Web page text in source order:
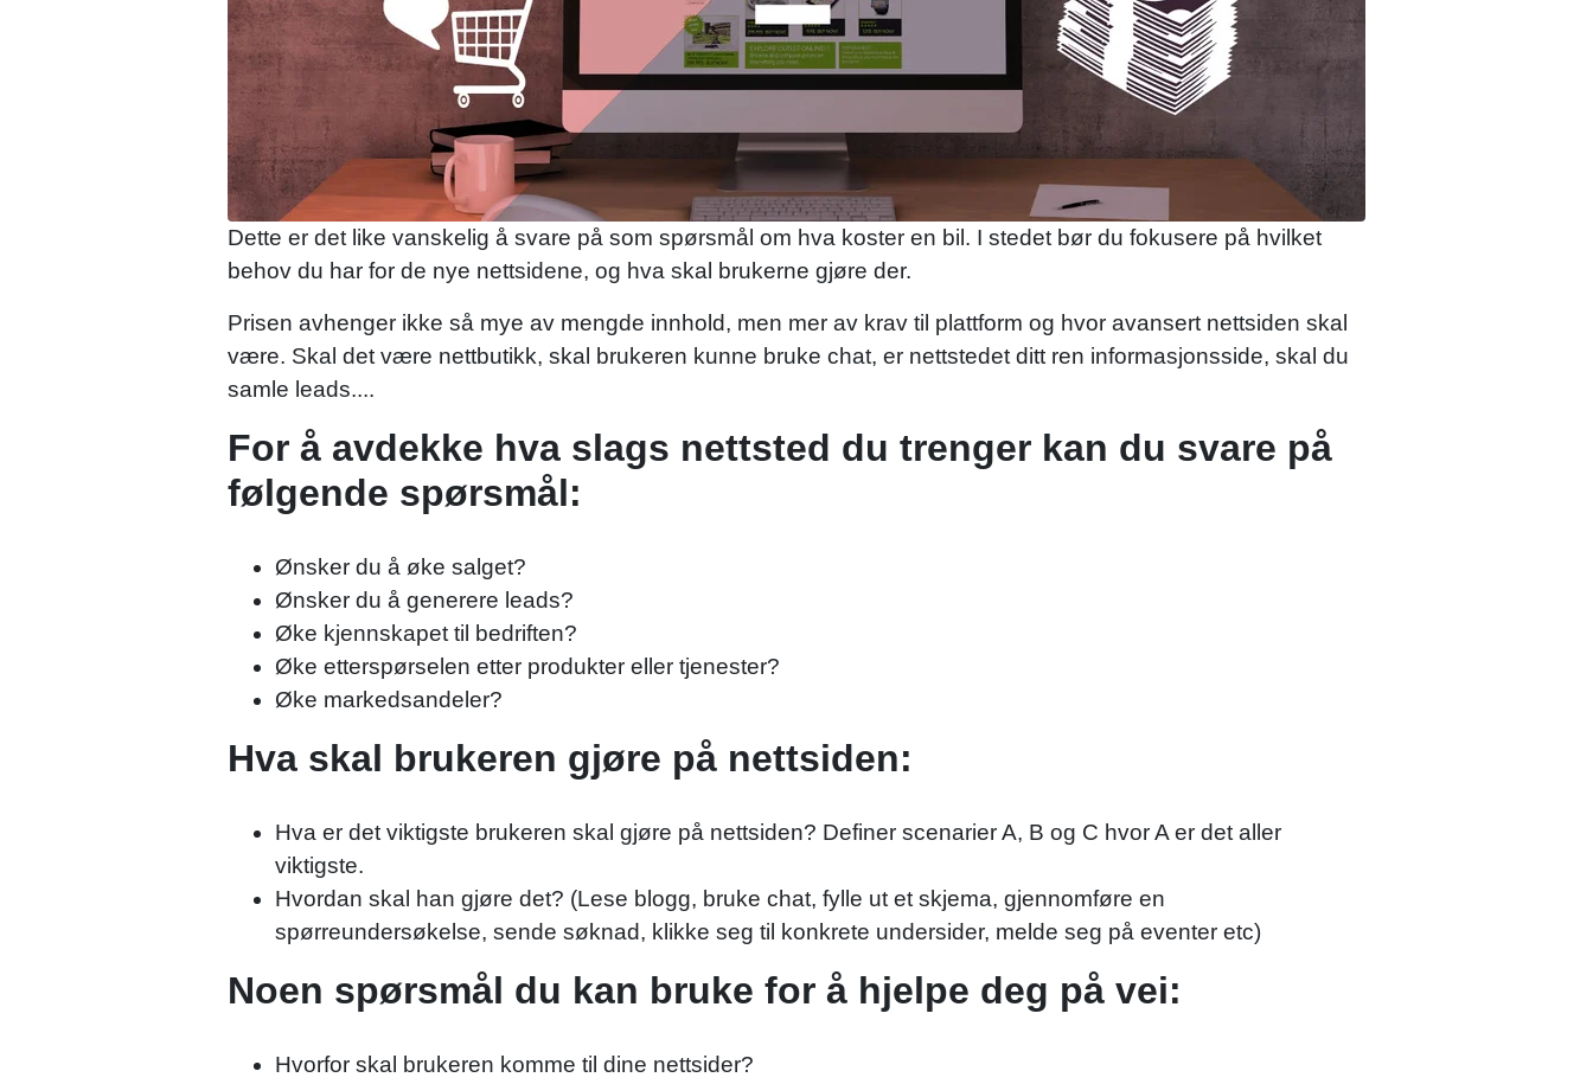
Dette er det like vanskelig å svare på som spørsmål om hva koster en bil. I stedet bør du fokusere på hvilket
behov du har for de nye nettsidene, og hva skal brukerne gjøre der.
Prisen avhenger ikke så mye av mengde innhold, men mer av krav til plattform og hvor avansert nettsiden skal
være. Skal det være nettbutikk, skal brukeren kunne bruke chat, er nettstedet ditt ren informasjonsside, skal du
samle leads....
For å avdekke hva slags nettsted du trenger kan du svare på
følgende spørsmål:
Ønsker du å øke salget?
Ønsker du å generere leads?
Øke kjennskapet til bedriften?
Øke etterspørselen etter produkter eller tjenester?
Øke markedsandeler?
Hva skal brukeren gjøre på nettsiden:
Hva er det viktigste brukeren skal gjøre på nettsiden? Definer scenarier A, B og C hvor A er det aller
viktigste.
Hvordan skal han gjøre det? (Lese blogg, bruke chat, fylle ut et skjema, gjennomføre en
spørreundersøkelse, sende søknad, klikke seg til konkrete undersider, melde seg på eventer etc)
Noen spørsmål du kan bruke for å hjelpe deg på vei:
Hvorfor skal brukeren komme til dine nettsider?